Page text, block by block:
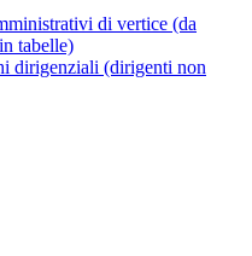
di vertice (da
tabelle)
dirigenziali (dirigenti non